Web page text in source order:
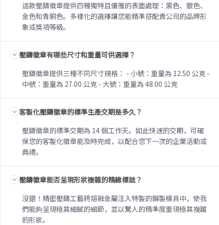
這款壓鑄徽章提供四種獨特且優雅的表面處理：黑色、銀色、
金色和青銅色。多樣化的選擇讓您能精準搭配貴公司的品牌形
象或獎項等級。
壓鑄徽章有哪些尺寸和重量可供選擇？
壓鑄徽章提供三種不同尺寸規格： - 小號：重量為 12.50 公克 -
中號：重量為 27.00 公克 - 大號：重量為 48.00 公克
客製化壓鑄徽章的標準生產交期是多久？
壓鑄徽章的標準交期為 14 個工作天。如此快速的交期，可確
保您的客製化徽章能及時完成，以配合您下一次的企業活動或
典禮。
壓鑄徽章能否呈現形狀複雜的精緻標誌？
沒錯！精密壓鑄工藝將熔融金屬注入特製的鋼製模具中，使我
們能夠呈現極其細膩的細節，並以驚人的精準度重現極其複雜
的形狀。